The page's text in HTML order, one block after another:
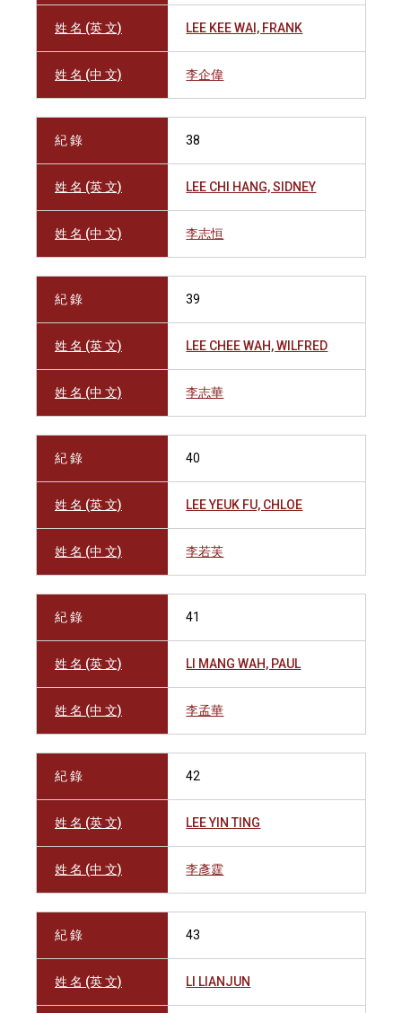
姓 名 (英 文) LEE KEE WAI, FRANK
姓 名 (中 文) 李企偉
紀 錄 38
姓 名 (英 文) LEE CHI HANG, SIDNEY
姓 名 (中 文) 李志恒
紀 錄 39
姓 名 (英 文) LEE CHEE WAH, WILFRED
姓 名 (中 文) 李志華
紀 錄 40
姓 名 (英 文) LEE YEUK FU, CHLOE
姓 名 (中 文) 李若芙
紀 錄 41
姓 名 (英 文) LI MANG WAH, PAUL
姓 名 (中 文) 李孟華
紀 錄 42
姓 名 (英 文) LEE YIN TING
姓 名 (中 文) 李彥霆
紀 錄 43
姓 名 (英 文) LI LIANJUN